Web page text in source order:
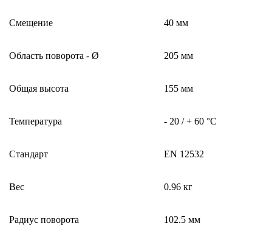
Смещение 40 мм
Область поворота - Ø 205 мм
Общая высота 155 мм
Температура - 20 / + 60 °C
Стандарт EN 12532
Вес 0.96 кг
Радиус поворота 102.5 мм